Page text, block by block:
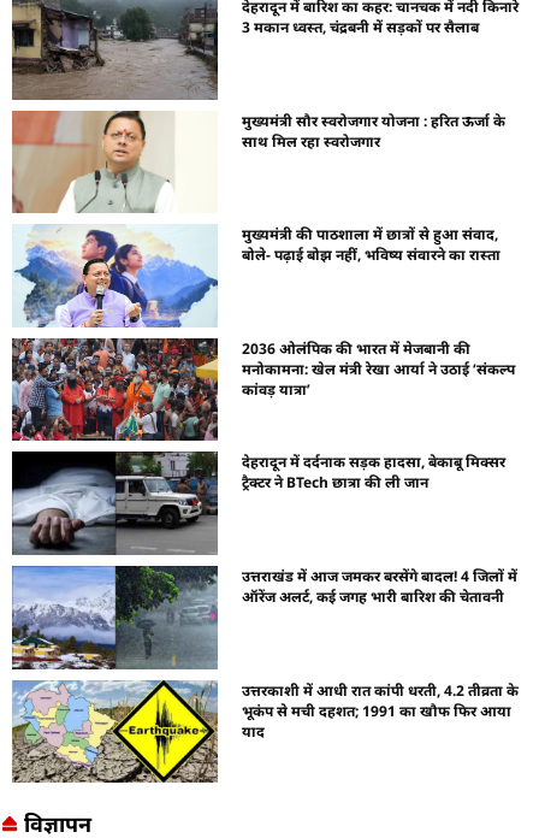
देहरादून में बारिश का कहर: चानचक में नदी किनारे
3 मकान ध्वस्त, चंद्रबनी में सड़कों पर सैलाब
मुख्यमंत्री सौर स्वरोजगार योजना : हरित ऊर्जा के
साथ मिल रहा स्वरोजगार
मुख्यमंत्री की पाठशाला में छात्रों से हुआ संवाद,
बोले- पढ़ाई बोझ नहीं, भविष्य संवारने का रास्ता
2036 ओलंपिक की भारत में मेजबानी की
मनोकामना: खेल मंत्री रेखा आर्या ने उठाई ‘संकल्प
कांवड़ यात्रा’
देहरादून में दर्दनाक सड़क हादसा, बेकाबू मिक्सर
ट्रैक्टर ने BTech छात्रा की ली जान
उत्तराखंड में आज जमकर बरसेंगे बादल! 4 जिलों में
ऑरेंज अलर्ट, कई जगह भारी बारिश की चेतावनी
उत्तरकाशी में आधी रात कांपी धरती, 4.2 तीव्रता के
भूकंप से मची दहशत; 1991 का खौफ फिर आया
याद
विज्ञापन